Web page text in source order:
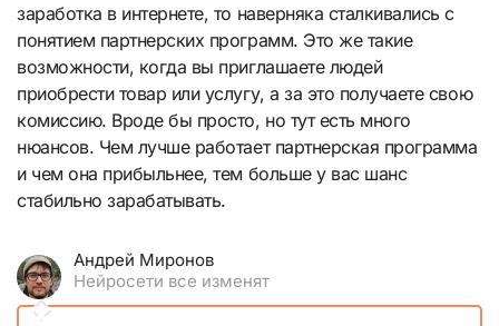
заработка в интернете, то наверняка сталкивались с
понятием партнерских программ. Это же такие
возможности, когда вы приглашаете людей
приобрести товар или услугу, а за это получаете свою
комиссию. Вроде бы просто, но тут есть много
нюансов. Чем лучше работает партнерская программа
и чем она прибыльнее, тем больше у вас шанс
стабильно зарабатывать.
Андрей Миронов
Нейросети все изменят